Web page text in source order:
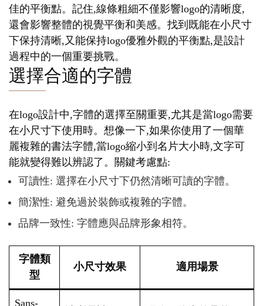
佳的平衡點。記住,線條粗細不僅影響logo的清晰度,
還會影響整體的視覺平衡和美感。找到既能在小尺寸
下保持清晰,又能保持logo優雅外觀的平衡點,是設計
過程中的一個重要挑戰。
選擇合適的字體
在logo設計中,字體的選擇至關重要,尤其是當logo需要
在小尺寸下使用時。想像一下,如果你使用了一個華
麗複雜的書法字體,當logo縮小到名片大小時,文字可
能就變得難以辨認了。關鍵考慮點:
可讀性: 選擇在小尺寸下仍然清晰可讀的字體。
簡潔性: 避免過於裝飾或複雜的字體。
品牌一致性: 字體應與品牌形象相符。
字體類
型
小尺寸效果 適用場景
Sans-